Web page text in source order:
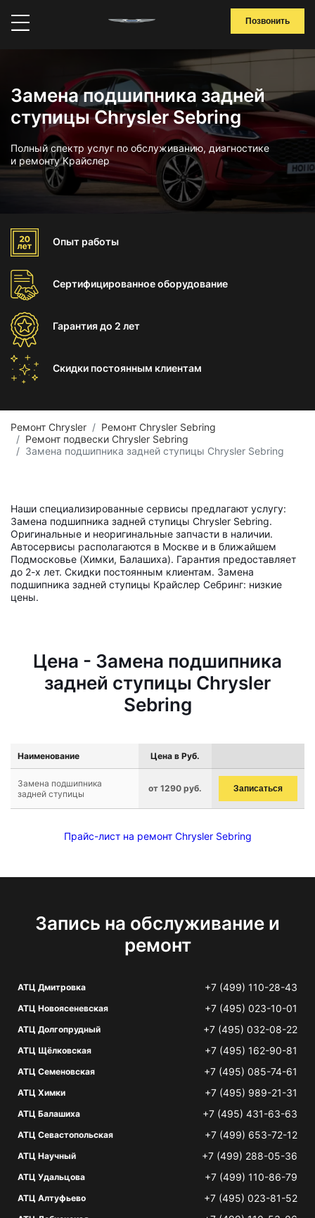
Позвонить
Замена подшипника задней
ступицы Chrysler Sebring
Полный спектр услуг по обслуживанию, диагностике
и ремонту Крайслер
Опыт работы
Сертифицированноеоборудование
Гарантиядо 2 лет
Скидки постоянным клиентам
Ремонт Chrysler
Ремонт Chrysler Sebring
Ремонт подвески Chrysler Sebring
Замена подшипника задней ступицы Chrysler Sebring
Наши специализированные сервисы предлагают услугу:
Замена подшипника задней ступицы Chrysler Sebring.
Оригинальные и неоригинальные запчасти в наличии.
Автосервисы располагаются в Москве и в ближайшем
Подмосковье (Химки, Балашиха). Гарантия предоставляет
до 2-х лет. Скидки постоянным клиентам. Замена
подшипника задней ступицы Крайслер Себринг: низкие
цены.
Цена - Замена подшипника
задней ступицы Chrysler
Sebring
Наименование Цена в Руб.
Замена подшипника
задней ступицы
от 1290 руб. Записаться
Прайс-лист на ремонт Chrysler Sebring
Запись на обслуживание и
ремонт
АТЦ Дмитровка +7 (499) 110-28-43
АТЦ Новоясеневская +7 (495) 023-10-01
АТЦ Долгопрудный +7 (495) 032-08-22
АТЦ Щёлковская +7 (495) 162-90-81
АТЦ Семеновская +7 (495) 085-74-61
АТЦ Химки +7 (495) 989-21-31
АТЦ Балашиха +7 (495) 431-63-63
АТЦ Севастопольская +7 (499) 653-72-12
АТЦ Научный +7 (499) 288-05-36
АТЦ Удальцова +7 (499) 110-86-79
АТЦ Алтуфьево +7 (495) 023-81-52